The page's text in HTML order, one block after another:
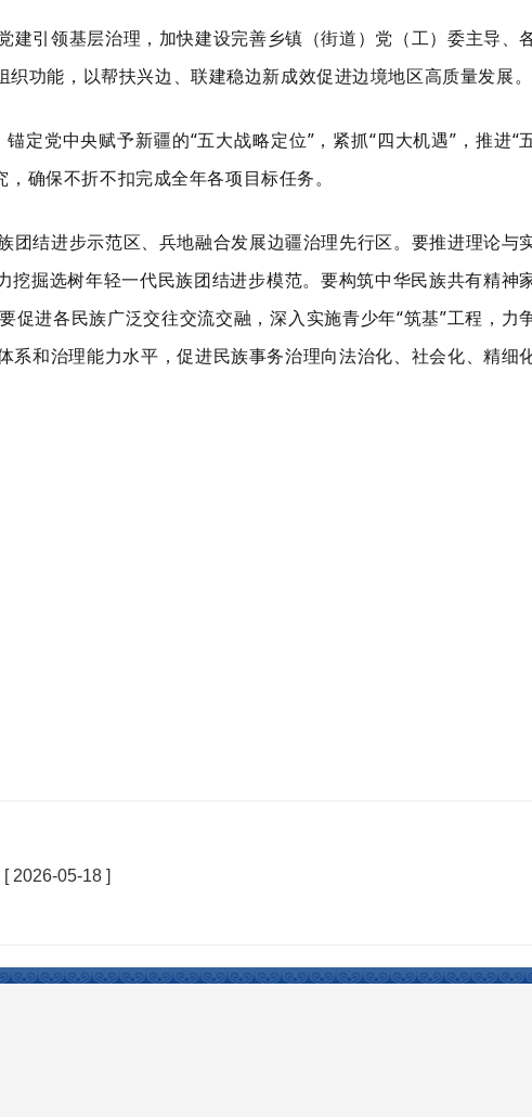
建引领基层治理，加快建设完善乡镇（街道）党（工）委主导、
功能，以帮扶兴边、联建稳边新成效促进边境地区高质量发展。
定党中央赋予新疆的“五大战略定位”，紧抓“四大机遇”，推进“
确保不折不扣完成全年各项目标任务。
结进步示范区、兵地融合发展边疆治理先行区。 要推进理论与
掘选树年轻一代民族团结进步模范。 要构筑中华民族共有精神
要促进各民族广泛交往交流交融，深入实施青少年“筑基”工程，力
系和治理能力水平，促进民族事务治理向法治化、社会化、精细
[ 2026-05-18 ]